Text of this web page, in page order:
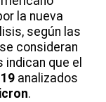
la nueva
según las
consideran
que el
analizados
.